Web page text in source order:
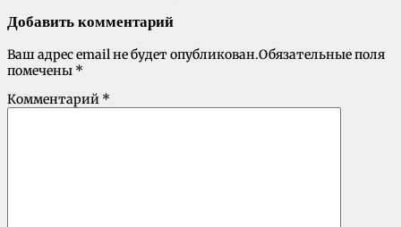
Добавить комментарий
Ваш адрес email не будет опубликован.Обязательные поля
помечены *
Комментарий *